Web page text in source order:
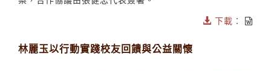
下載：
林麗玉以行動實踐校友回饋與公益關懷